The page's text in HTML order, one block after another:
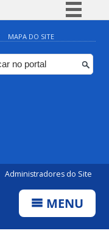
Simplifique!
Comunica BR
Participe
MAPA DO SITE
Administradores do Site
MENU